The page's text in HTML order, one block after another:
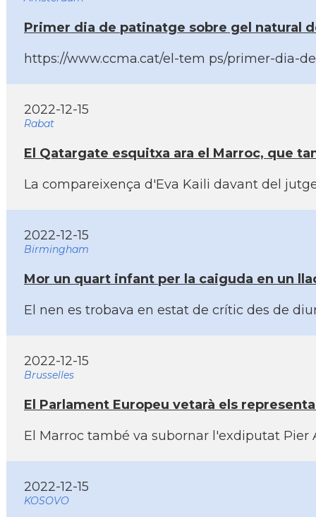
Primer dia de patinatge sobre gel natural
https://www.ccma.cat/el-tem ps/primer-dia-
2022-12-15
Rabat
El Qatargate esquitxa ara el Marroc, que
La compareixença d'Eva Kaili davant del
2022-12-15
Birmingham
Mor un quart infant per la caiguda en un
El nen es trobava en estat de crí­tic des de
2022-12-15
Brusselles
El Parlament Europeu vetarà els
El Marroc també va subornar l'exdiputat
2022-12-15
KOSOVO